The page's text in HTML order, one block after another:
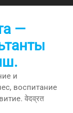
—
и
воспитание
वेदव्रत